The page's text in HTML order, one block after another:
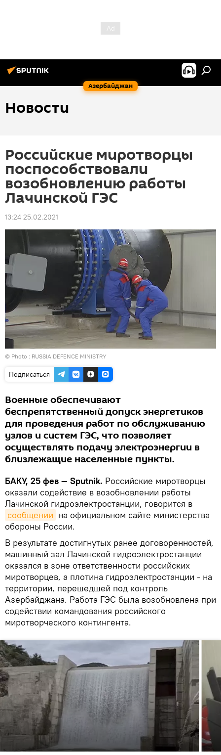
Азербайджан
Новости
Российские миротворцы
поспособствовали
возобновлению работы
Лачинской ГЭС
13:24 25.02.2021
© Photo : RUSSIA DEFENCE MINISTRY
Подписаться
Военные обеспечивают
беспрепятственный допуск энергетиков
для проведения работ по обслуживанию
узлов и систем ГЭС, что позволяет
осуществлять подачу электроэнергии в
близлежащие населенные пункты.
БАКУ, 25 фев — Sputnik. Российские миротворцы
оказали содействие в возобновлении работы
Лачинской гидроэлектростанции, говорится в
сообщении на официальном сайте министерства
обороны России.
В результате достигнутых ранее договоренностей,
машинный зал Лачинской гидроэлектростанции
оказался в зоне ответственности российских
миротворцев, а плотина гидроэлектростанции - на
территории, перешедшей под контроль
Азербайджана. Работа ГЭС была возобновлена при
содействии командования российского
миротворческого контингента.